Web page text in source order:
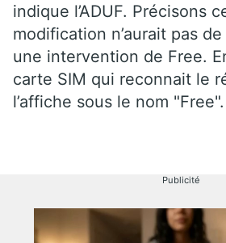
indique l’ADUF. Précisons
modification n’aurait pas
une intervention de Free.
carte SIM qui reconnait le
l’affiche sous le nom "Free".
Publicité